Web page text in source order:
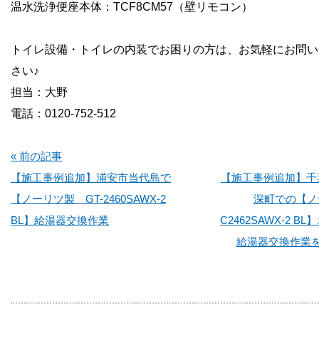
温水洗浄便座本体：TCF8CM57（壁リモコン）
トイレ設備・トイレの内装でお困りの方は、お気軽にお問
さい♪
担当：大野
電話：0120-752-512
« 前の記事
【施工事例追加】浦安市当代島で
【ノーリツ製 GT-2460SAWX-2
BL】給湯器交換作業
【施工事例追加】
深町での【
C2462SAWX-2 BL
給湯器交換作業